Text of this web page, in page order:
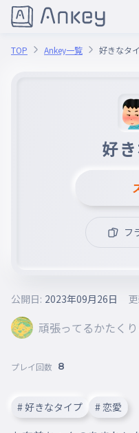
TOP Ankey一覧 好きなタ
好
フ
頑張ってるかたく
公開日: 2023年09月26日
プレイ回数 8
# 好きなタイプ # 恋愛